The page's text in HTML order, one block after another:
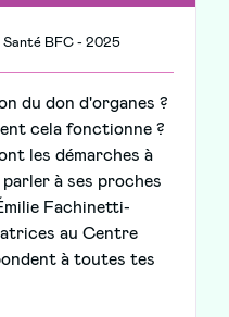
Santé BFC - 2025
du don d'organes ?
cela fonctionne ?
les démarches à
à ses proches
Fachinetti-
au Centre
à toutes tes